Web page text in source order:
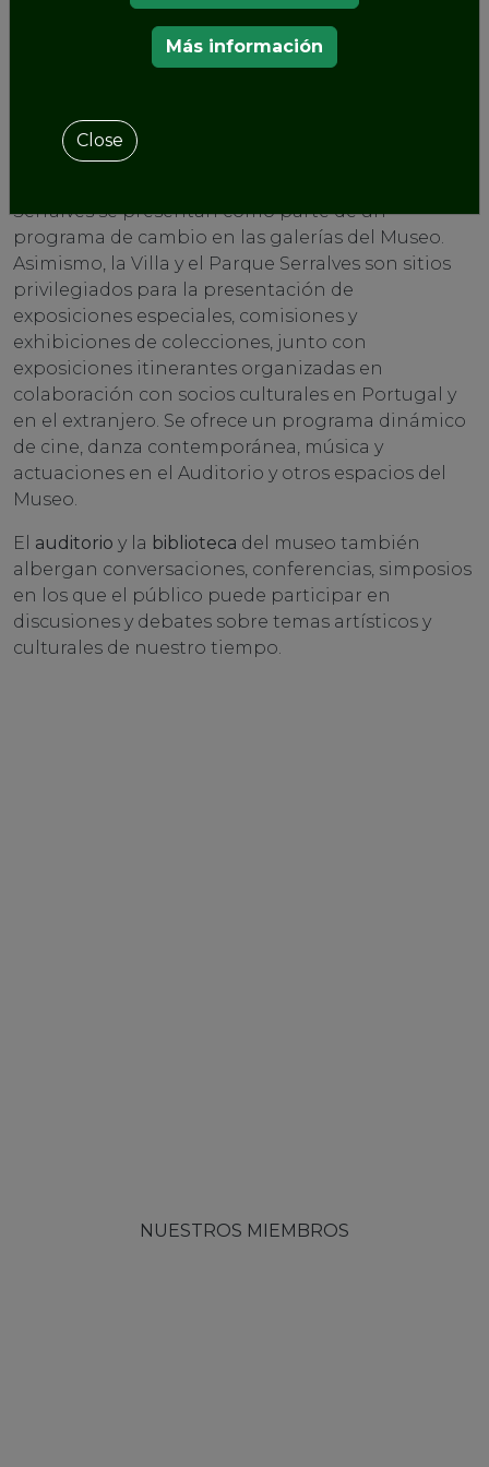
y el fomento de la reflexión sobre la relación entre
el arte y el medio ambiente de Serralves es
Un programa cultural dinámico
exposiciones
Serralves se presentan como parte de un
programa de cambio en las galerías del Museo.
Asimismo, la Villa y el Parque Serralves son sitios
privilegiados para la presentación de
exposiciones especiales, comisiones y
exhibiciones de colecciones, junto con
exposiciones itinerantes organizadas en
colaboración con socios culturales en Portugal y
en el extranjero. Se ofrece un programa dinámico
de cine, danza contemporánea, música y
actuaciones en el Auditorio y otros espacios del
Museo.
El auditorio y la biblioteca del museo también
albergan conversaciones, conferencias, simposios
en los que el público puede participar en
discusiones y debates sobre temas artísticos y
culturales de nuestro tiempo.
NUESTROS MIEMBROS
Más información
Close